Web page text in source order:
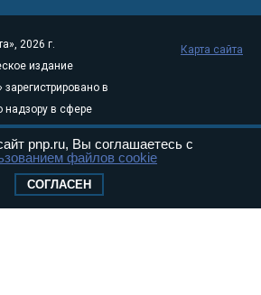
2026 г.
издание
зарегистрировано в
в сфере
и
(Роскомнадзор) 05
Эл № ФС77-
Карта сайта
pnp.ru, Вы соглашаетесь с
файлов cookie
СОГЛАСЕН